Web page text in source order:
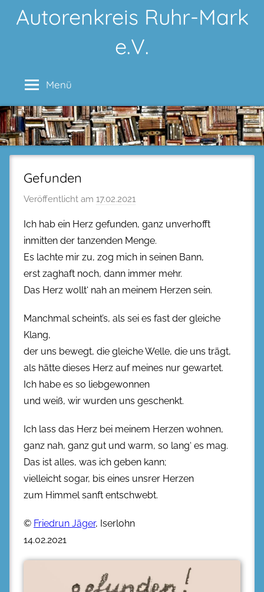
InhaltAutorenkreis Ruhr-Mark
e.V.
Menü
Gefunden
Veröffentlicht am 17.02.2021
Ich hab ein Herz gefunden, ganz unverhofft
inmitten der tanzenden Menge.
Es lachte mir zu, zog mich in seinen Bann,
erst zaghaft noch, dann immer mehr.
Das Herz wollt‘ nah an meinem Herzen sein.
Manchmal scheint’s, als sei es fast der gleiche
Klang,
der uns bewegt, die gleiche Welle, die uns trägt,
als hätte dieses Herz auf meines nur gewartet.
Ich habe es so liebgewonnen
und weiß, wir wurden uns geschenkt.
Ich lass das Herz bei meinem Herzen wohnen,
ganz nah, ganz gut und warm, so lang‘ es mag.
Das ist alles, was ich geben kann;
vielleicht sogar, bis eines unsrer Herzen
zum Himmel sanft entschwebt.
© Friedrun Jäger, Iserlohn
14.02.2021